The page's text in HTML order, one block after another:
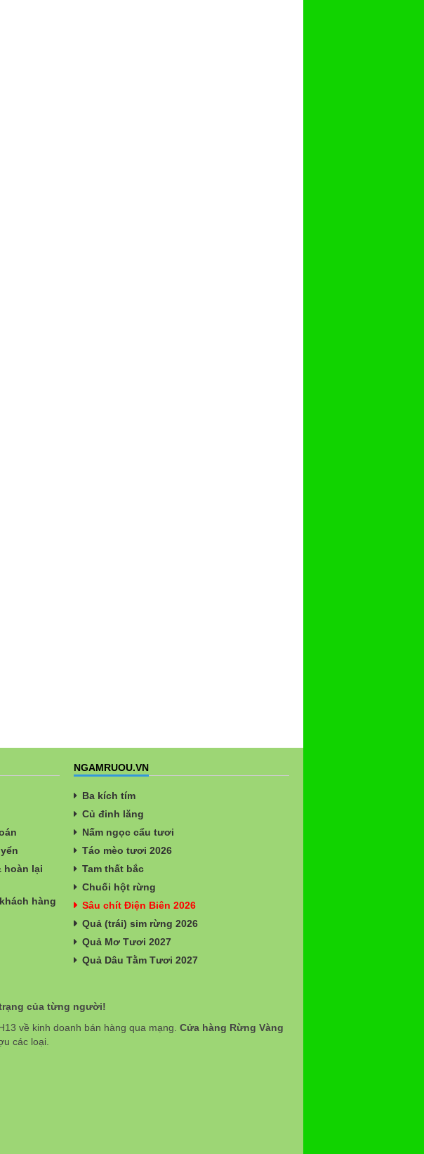
hoàn lại
hàng
NGAMRUOU.VN
Ba kích tím
Củ đinh lăng
Nấm ngọc cẩu tươi
Táo mèo tươi 2026
Tam thất bắc
Chuối hột rừng
Sâu chít Điện Biên 2026
Quả (trái) sim rừng 2026
Quả Mơ Tươi 2027
Quả Dâu Tằm Tươi 2027
của từng người!
về kinh doanh bán hàng qua mạng. Cửa hàng Rừng Vàng
các loại.